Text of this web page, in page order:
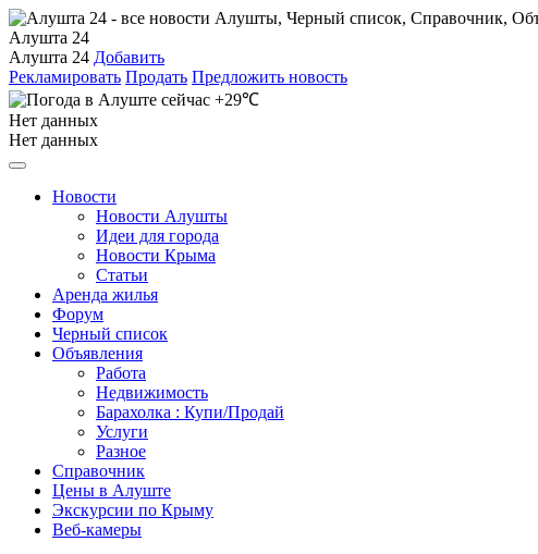
Алушта 24
Алушта 24 Добавить
Рекламировать Продать Предложить новость
+29℃
Нет данных
Нет данных
Новости
Новости Алушты
Идеи для города
Новости Крыма
Статьи
Аренда жилья
Форум
Черный список
Объявления
Работа
Недвижимость
Барахолка : Купи/Продай
Услуги
Разное
Справочник
Цены в Алуште
Экскурсии по Крыму
Веб-камеры